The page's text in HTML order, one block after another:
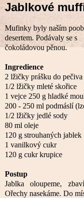
Jablkové
Mufinky byly naším
desertem. Podávaly se s
čokoládovou pěnou.
Ingredience
2 lžičky prášku do pečiva
1/2 lžičky mleté skořice
1 vejce 250 g hladké
200 - 250 ml podmáslí
1/2 lžičky jedlé sody
80 ml oleje
120 g strouhaných jablek
1 vanilkový cukr
120 g cukr krupice
Postup
Jablka oloupeme,
Ořechy nasekáme. Do